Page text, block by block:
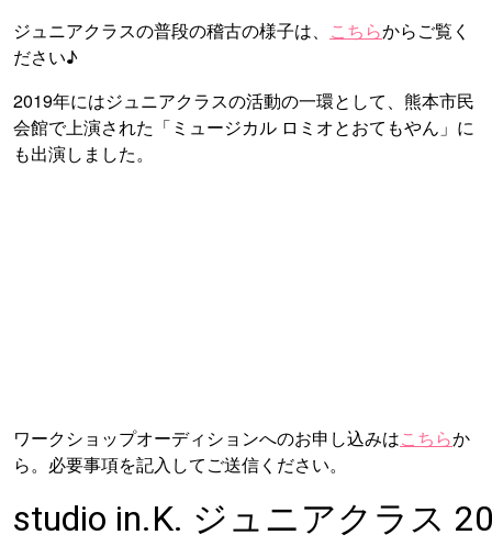
ジュニアクラスの普段の稽古の様子は、 こちらからご覧く
ださい♪
2019年にはジュニアクラスの活動の一環として、熊本市民
会館で上演された「ミュージカル ロミオとおてもやん」に
も出演しました。
ワークショップオーディションへのお申し込みはこちらか
ら。必要事項を記入してご送信ください。